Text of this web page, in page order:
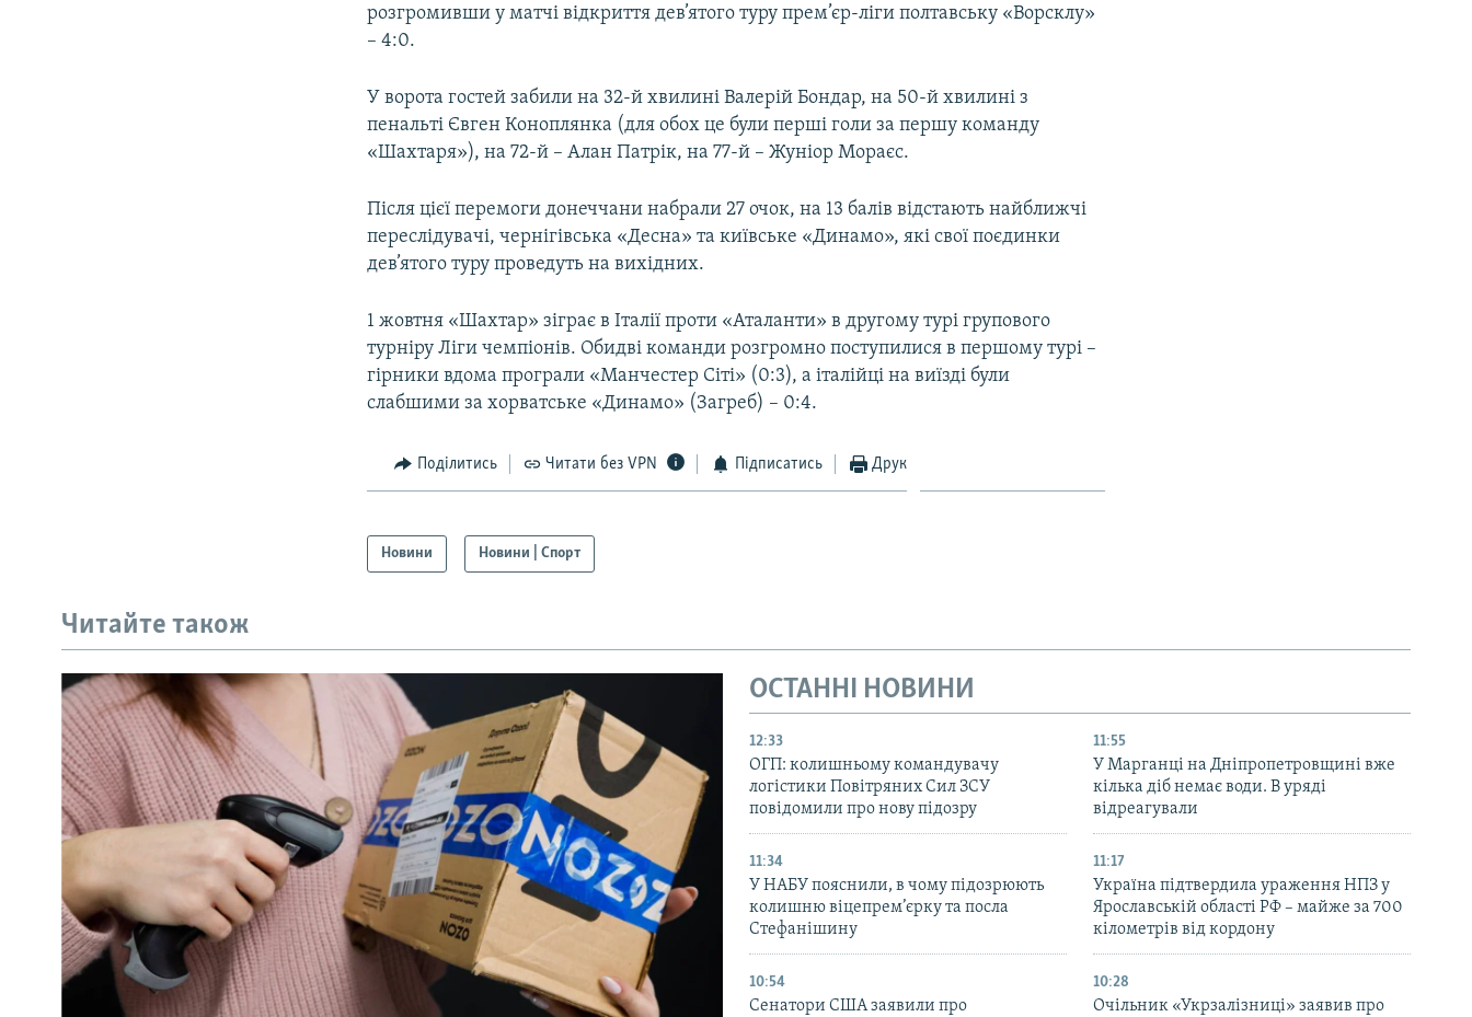
розгромивши у матчі відкриття дев’ятого туру прем’єр-ліги полтавську «Ворсклу»
– 4:0.
У ворота гостей забили на 32-й хвилині Валерій Бондар, на 50-й хвилині з
пенальті Євген Коноплянка (для обох це були перші голи за першу команду
«Шахтаря»), на 72-й – Алан Патрік, на 77-й – Жуніор Мораєс.
Після цієї перемоги донеччани набрали 27 очок, на 13 балів відстають найближчі
переслідувачі, чернігівська «Десна» та київське «Динамо», які свої поєдинки
дев’ятого туру проведуть на вихідних.
1 жовтня «Шахтар» зіграє в Італії проти «Аталанти» в другому турі групового
турніру Ліги чемпіонів. Обидві команди розгромно поступилися в першому турі –
гірники вдома програли «Манчестер Сіті» (0:3), а італійці на виїзді були
слабшими за хорватське «Динамо» (Загреб) – 0:4.
Поділитись Читати без VPN Підписатись Друк
Новини Новини | Спорт
Читайте також
ОСТАННІ НОВИНИ
12:33
ОГП: колишньому командувачу
логістики Повітряних Сил ЗСУ
повідомили про нову підозру
11:55
У Марганці на Дніпропетровщині вже
кілька діб немає води. В уряді
відреагували
11:34
У НАБУ пояснили, в чому підозрюють
колишню віцепрем’єрку та посла
Стефанішину
11:17
Україна підтвердила ураження НПЗ у
Ярославській області РФ – майже за 700
кілометрів від кордону
10:54
Сенатори США заявили про
10:28
Очільник «Укрзалізниці» заявив про